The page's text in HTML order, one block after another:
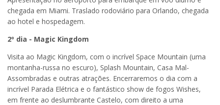
chegada em Miami. Traslado rodoviário para Orlando, chegada
ao hotel e hospedagem.
2º dia - Magic Kingdom
Visita ao Magic Kingdom, com o incrível Space Mountain (uma
montanha-russa no escuro), Splash Mountain, Casa Mal-
Assombradas e outras atrações. Encerraremos o dia com a
incrível Parada Elétrica e o fantástico show de fogos Wishes,
em frente ao deslumbrante Castelo, com direito a uma